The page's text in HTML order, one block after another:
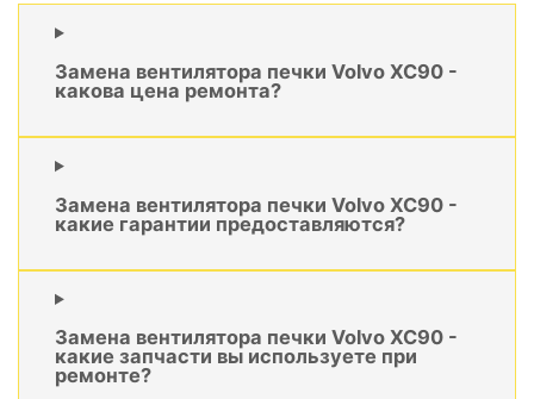
Замена вентилятора печки Volvo XC90 -
какова цена ремонта?
Замена вентилятора печки Volvo XC90 -
какие гарантии предоставляются?
Замена вентилятора печки Volvo XC90 -
какие запчасти вы используете при
ремонте?